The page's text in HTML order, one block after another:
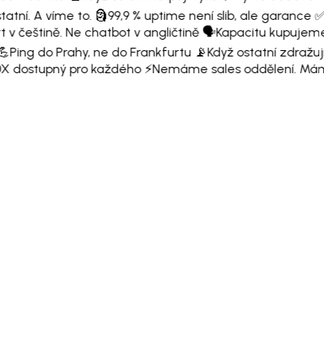
A víme to. 🗿99,9 % uptime není slib, ale garance ✅
v češtině. Ne chatbot v angličtině 🗣️Kapacitu
Ping do Prahy, ne do Frankfurtu 📡Když ostatní
dostupný pro každého ⚡Nemáme sales oddělení.